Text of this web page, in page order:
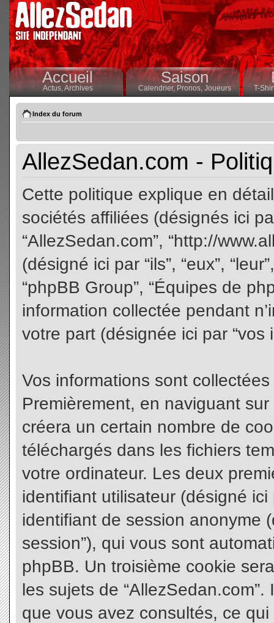
Accueil
Actus,Archives
Saison
Calendrier,Pronos, Joueurs T-
Index du forum
AllezSedan.com -
Cette politique explique en
sociétés affiliées (désignés ici
“AllezSedan.com”, “http://
(désigné ici par “ils”, “eux”,
“phpBB Group”, “Équipes de
information collectée pendant
votre part (désignée ici par “vos
Vos informations sont
Premièrement, en naviguant
créera un certain nombre de
téléchargés dans les fichiers
votre ordinateur. Les deux
identifiant utilisateur (désigné ici
identifiant de session anonyme
session”), qui vous sont
phpBB. Un troisième cookie
les sujets de
que vous avez consultés, ce